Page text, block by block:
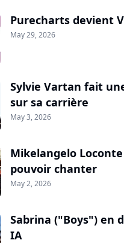
Purecharts devient
May 29, 2026
Sylvie Vartan fait
sur sa carrière
May 3, 2026
Mikelangelo
pouvoir chanter
May 2, 2026
Sabrina ("Boys") en
IA